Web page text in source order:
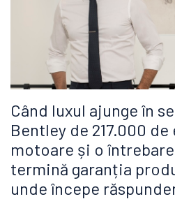
Când luxul ajunge în
Bentley de 217.000
motoare și o
termină garanția
unde începe